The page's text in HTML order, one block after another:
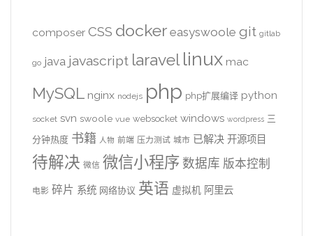
composer CSS docker easyswoole git gitlab
go java javascript laravel linux mac
MySQL nginx nodejs php php扩展编译 python
socket svn swoole vue websocket windows wordpress 三
分钟热度 书籍 人物 前端 压力测试 城市 已解决 开源项目
待解决 微信 微信小程序 数据库 版本控制
电影 碎片 系统 网络协议 英语 虚拟机 阿里云